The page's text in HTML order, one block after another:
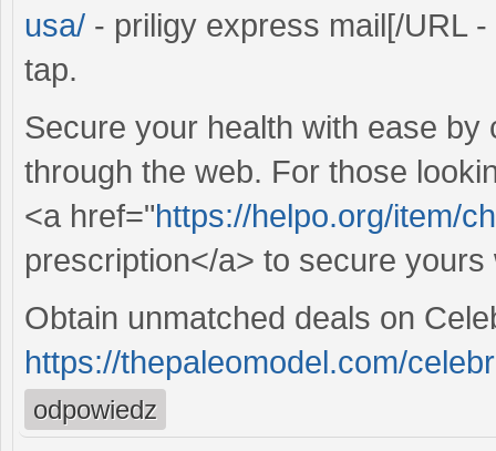
usa/ - priligy express mail[/URL
tap.
Secure your health with ease
through the web. For those
<a href="https://helpo.org/item/
prescription</a> to secure
Obtain unmatched deals on
https://thepaleomodel.com/
odpowiedz